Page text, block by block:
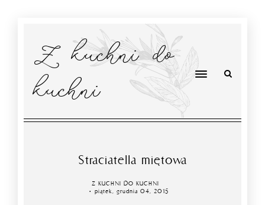
Z kuchni do
kuchni
Straciatella miętowa
Z KUCHNI DO KUCHNI
piątek, grudnia 04, 2015